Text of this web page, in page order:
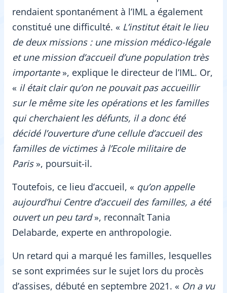
rendaient spontanément à l’IML a également
constitué une difficulté. « L’institut était le lieu
de deux missions : une mission médico-légale
et une mission d’accueil d’une population très
importante», explique le directeur de l’IML. Or,
« il était clair qu’on ne pouvait pas accueillir
sur le même site les opérations et les familles
qui cherchaient les défunts, il a donc été
décidé l’ouverture d’une cellule d’accueil des
familles de victimes à l’Ecole militaire de
Paris», poursuit-il.
Toutefois, ce lieu d’accueil, « qu’on appelle
aujourd’hui Centre d’accueil des familles, a été
ouvert un peu tard», reconnaît Tania
Delabarde, experte en anthropologie.
Un retard qui a marqué les familles, lesquelles
se sont exprimées sur le sujet lors du procès
d’assises, débuté en septembre 2021. « On a vu